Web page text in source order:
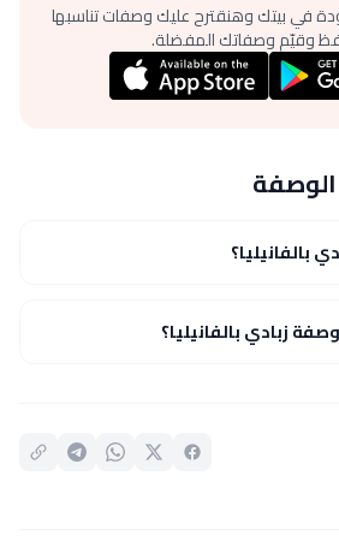
في بيتك وهنقترح عليك وصفات تناسبها
وقيّم وصفاتك المفضلة.
بالفانيليا؟
زبادي بالفانيليا؟